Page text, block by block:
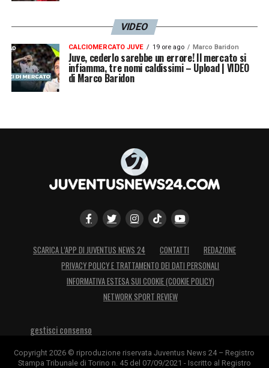
VIDEO
CALCIOMERCATO JUVE 19 ore ago Marco Baridon
Juve, cederlo sarebbe un errore! Il mercato si
infiamma, tre nomi caldissimi – Upload | VIDEO
di Marco Baridon
SCARICA L’APP DI JUVENTUS NEWS 24 CONTATTI
REDAZIONE
PRIVACY POLICY E TRATTAMENTO DEI DATI PERSONALI
INFORMATIVA ESTESA SUI COOKIE (COOKIE POLICY)
NETWORK SPORT REVIEW
gestisci consenso
Copyright 2026 © riproduzione riservata Juventus News 24 – Registro
Stampa Tribunale di Torino n. 45 del 07/09/2021 - Iscritto al Registro